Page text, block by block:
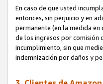
En caso de que usted
entonces, sin perjuicio y en
permanente (en la medida
de los ingresos por comisión
incumplimiento, sin que
indemnización por daños y